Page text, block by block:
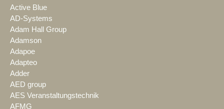
Active Blue
AD-Systems
Adam Hall Group
Adamson
Adapoe
Adapteo
Adder
AED group
AES Veranstaltungstechnik
AFMG